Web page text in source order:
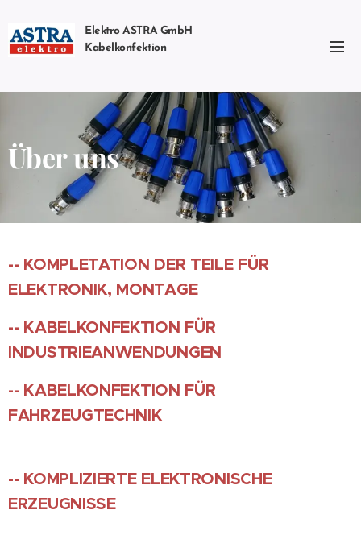
Elektro ASTRA GmbH
Kabelkonfektion
Über uns
-- KOMPLETATION DER TEILE FÜR
ELEKTRONIK, MONTAGE
-- KABELKONFEKTION FÜR
INDUSTRIEANWENDUNGEN
-- KABELKONFEKTION FÜR
FAHRZEUGTECHNIK
-- KOMPLIZIERTE ELEKTRONISCHE
ERZEUGNISSE